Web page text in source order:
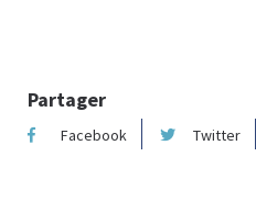
Partager
Facebook Twitter